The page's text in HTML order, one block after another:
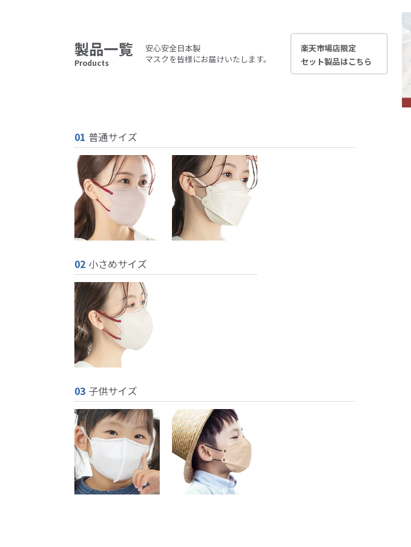
製品一覧
Products
安心安全日本製
マスクを皆様にお届けいたします。
楽天市場店限定
セット製品はこちら
01 普通サイズ
02 小さめサイズ
03 子供サイズ